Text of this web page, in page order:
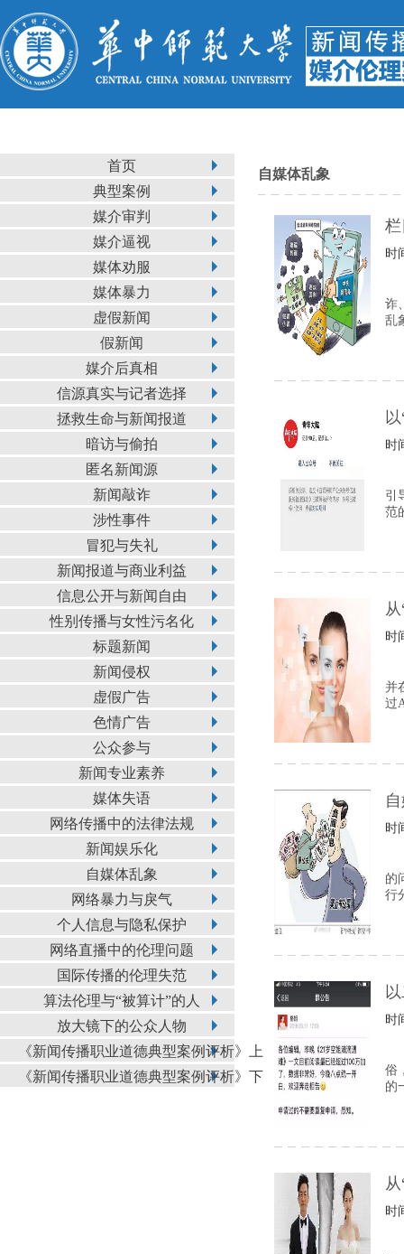
首页
典型案例
媒介审判
媒介逼视
媒体劝服
媒体暴力
虚假新闻
假新闻
媒介后真相
信源真实与记者选择
拯救生命与新闻报道
暗访与偷拍
匿名新闻源
新闻敲诈
涉性事件
冒犯与失礼
新闻报道与商业利益
信息公开与新闻自由
性别传播与女性污名化
标题新闻
新闻侵权
虚假广告
色情广告
公众参与
新闻专业素养
媒体失语
网络传播中的法律法规
新闻娱乐化
自媒体乱象
网络暴力与戾气
个人信息与隐私保护
网络直播中的伦理问题
国际传播的伦理失范
算法伦理与“被算计”的人
放大镜下的公众人物
《新闻传播职业道德典型案例评析》上
《新闻传播职业道德典型案例评析》下
自媒体乱象
时
诈
乱
时
引
范
时
并
过
时
的
行
时
俗
的
时